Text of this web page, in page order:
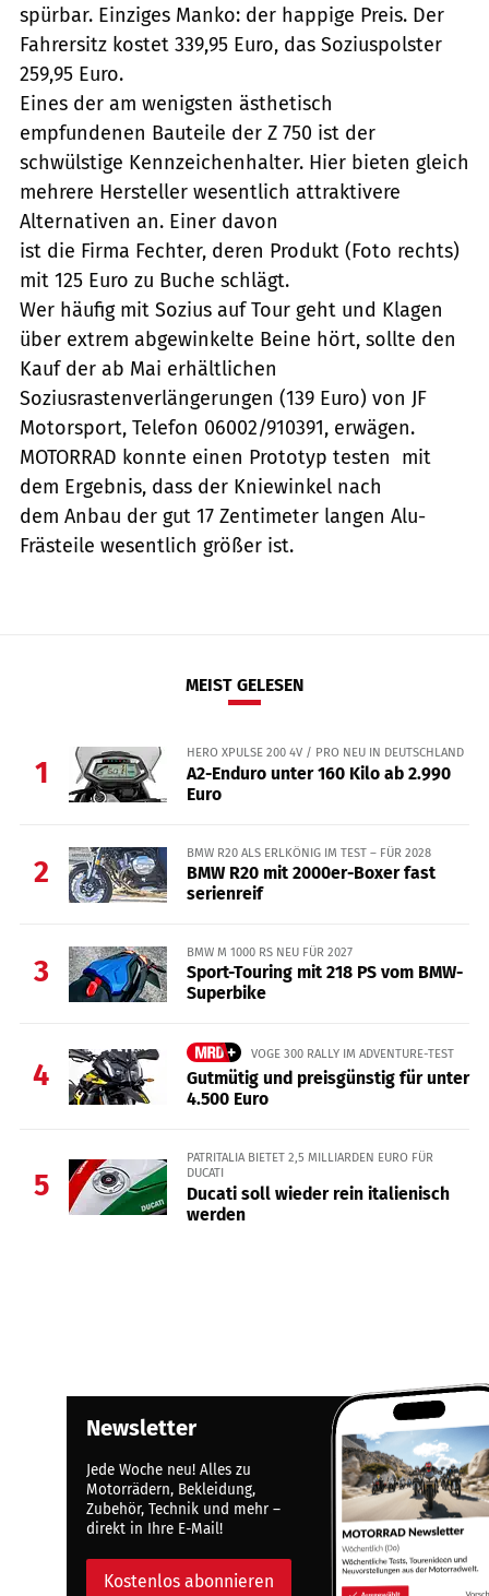
spürbar. Einziges Manko: der happige Preis. Der
Fahrersitz kostet 339,95 Euro, das Soziuspolster
259,95 Euro.
Eines der am wenigsten ästhetisch
empfundenen Bauteile der Z 750 ist der
schwülstige Kennzeichenhalter. Hier bieten gleich
mehrere Hersteller wesentlich attraktivere
Alternativen an. Einer davon
ist die Firma Fechter, deren Produkt (Foto rechts)
mit 125 Euro zu Buche schlägt.
Wer häufig mit Sozius auf Tour geht und Klagen
über extrem abgewinkelte Beine hört, sollte den
Kauf der ab Mai erhältlichen
Soziusrastenverlängerungen (139 Euro) von JF
Motorsport, Telefon 06002/910391, erwägen.
MOTORRAD konnte einen Prototyp testen  mit
dem Ergebnis, dass der Kniewinkel nach
dem Anbau der gut 17 Zentimeter langen Alu-
Frästeile wesentlich größer ist.
MEIST GELESEN
1
HERO XPULSE 200 4V / PRO NEU IN DEUTSCHLAND
A2-Enduro unter 160 Kilo ab 2.990
Euro
2
BMW R20 ALS ERLKÖNIG IM TEST – FÜR 2028
BMW R20 mit 2000er-Boxer fast
serienreif
3
BMW M 1000 RS NEU FÜR 2027
Sport-Touring mit 218 PS vom BMW-
Superbike
4
VOGE 300 RALLY IM ADVENTURE-TEST
Gutmütig und preisgünstig für unter
4.500 Euro
5
PATRITALIA BIETET 2,5 MILLIARDEN EURO FÜR
DUCATI
Ducati soll wieder rein italienisch
werden
Newsletter
Jede Woche neu! Alles zu
Motorrädern, Bekleidung,
Zubehör, Technik und mehr –
direkt in Ihre E-Mail!
Kostenlos abonnieren